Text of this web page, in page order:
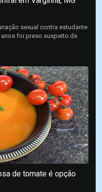
sexual contra estudante
anos foi preso suspeito de
de tomate é opção